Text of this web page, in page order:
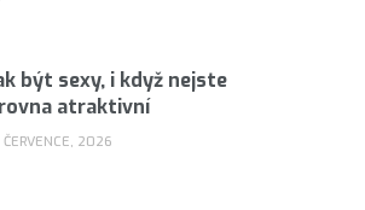
být sexy, i když nejste
atraktivní
ČERVENCE, 2026